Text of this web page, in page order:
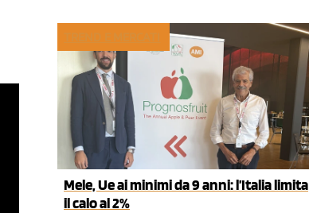
Mele, Ue ai minimi da 9 anni: l’Italia limita
il calo al 2%